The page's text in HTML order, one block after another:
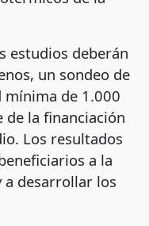
estudios deberán
un sondeo de
de 1.000
la financiación
Los resultados
a la
a desarrollar los